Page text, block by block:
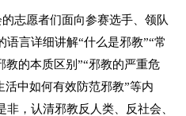
志愿者们面向参赛选手、领队
言详细讲解“什么是邪教”“常
教的本质区别”“邪教的严重危
活中如何有效防范邪教”等内
，认清邪教反人类、反社会、